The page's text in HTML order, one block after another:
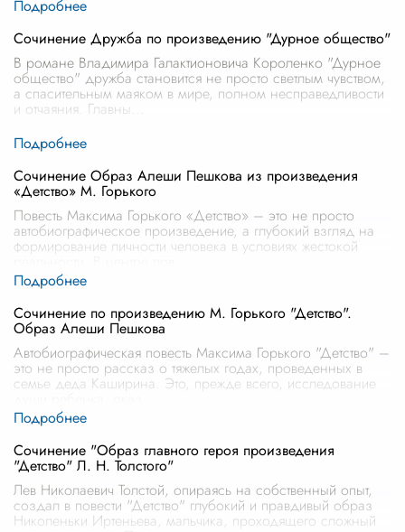
Сочинение Дружба по произведению "Дурное общество"
В романе Владимира Галактионовича Короленко "Дурное
общество" дружба становится не просто светлым чувством,
а спасительным маяком в мире, полном несправедливости
и отчаяния. Главны
Сочинение Образ Алеши Пешкова из произведения
«Детство» М. Горького
Повесть Максима Горького «Детство» – это не просто
автобиографическое произведение, а глубокий взгляд на
формирование личности человека в условиях жестокой
Сочинение по произведению М. Горького "Детство".
Образ Алеши Пешкова
Автобиографическая повесть Максима Горького "Детство" –
это не просто рассказ о тяжелых годах, проведенных в
семье деда Каширина. Это, прежде всего, исследование
Сочинение "Образ главного героя произведения
"Детство" Л. Н. Толстого"
Лев Николаевич Толстой, опираясь на собственный опыт,
создал в повести "Детство" глубокий и правдивый образ
Николеньки Иртеньева, мальчика, проходящего сложный